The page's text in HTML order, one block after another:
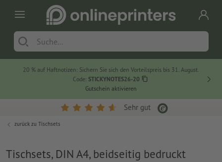
20 % auf Haftnotizen: Sichern Sie sich den Vorteilspreis bis 31. August.
Code: STICKYNOTES26-20
Gutschein aktivieren
Sehr gut
zurück zu Tischsets
Tischsets, DIN A4, beidseitig bedruckt